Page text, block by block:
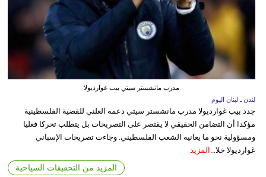
مدرب مانشستر سيتي بيب غوارديولا
لندن ـ لبنان اليوم
جدد بيب غوارديولا مدرب مانشستر سيتي دعمه العلني للقضية الفلسطينية
مؤكدا أن التضامن الحقيقي لا يقتصر على التصريحات بل يتطلب تحركا فعليا
ومسؤولية نحو ما يعانيه الشعب الفلسطيني. وجاءت تصريحات الإسباني
غوارديولا خلا... المزيد
المزيد من التحقيقات السياحية